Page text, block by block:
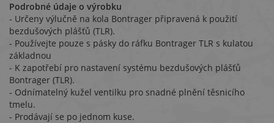
Podrobné údaje o výrobku
- Určeny výlučně na kola Bontrager připravená k použití
bezdušových plášťů (TLR).
- Používejte pouze s pásky do ráfku Bontrager TLR s kulatou
základnou
- K zapotřebí pro nastavení systému bezdušových plášťů
Bontrager (TLR).
- Odnímatelný kužel ventilku pro snadné plnění těsnicího
tmelu.
- Prodávají se po jednom kuse.